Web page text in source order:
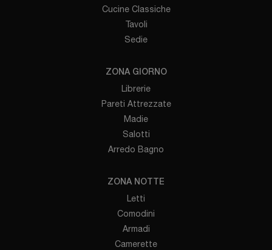
Cucine Classiche
Tavoli
Sedie
ZONA GIORNO
Librerie
Pareti Attrezzate
Madie
Salotti
Arredo Bagno
ZONA NOTTE
Letti
Comodini
Armadi
Camerette